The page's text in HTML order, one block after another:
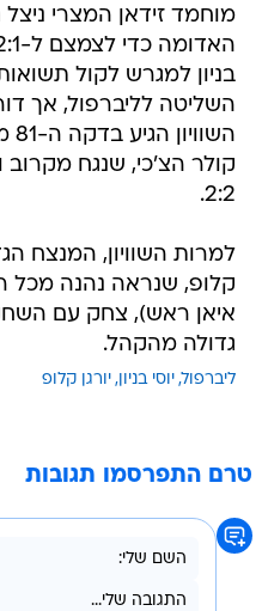
בניון למגרש לקול
השליטה לליברפול, אך
קולר הצ'כי, שנגח
2:2.
למרות השוויון, המנצח
איאן ראש), צחק עם
גדולה מהקהל.
ליברפול יוסי בניון יורגן קלופ